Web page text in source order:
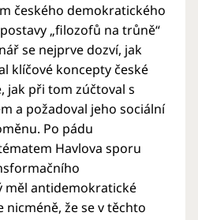
českého demokratického
„filozofů na trůně“
se nejprve dozví, jak
klíčové koncepty české
jak při tom zúčtoval s
a požadoval jeho sociální
Po pádu
Havlova sporu
měl antidemokratické
nicméně, že se v těchto